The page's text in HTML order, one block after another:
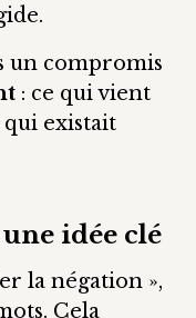
un compromis
: ce qui vient
qui existait
idée clé
la négation »,
Cela